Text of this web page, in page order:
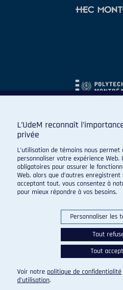
© 2026 Carabins de l'Université
réservés.
Paramètres
L’UdeM reconnaît
privée
L’utilisation de témoins nous permet
personnaliser votre expérience
obligatoires pour assurer le
Web, alors que d’autres enregistrent
acceptant tout, vous consentez à
pour mieux répondre à vos besoins.
Personnaliser les
Tout
Tout
Voir notre politique de confidentialité
d’utilisation.